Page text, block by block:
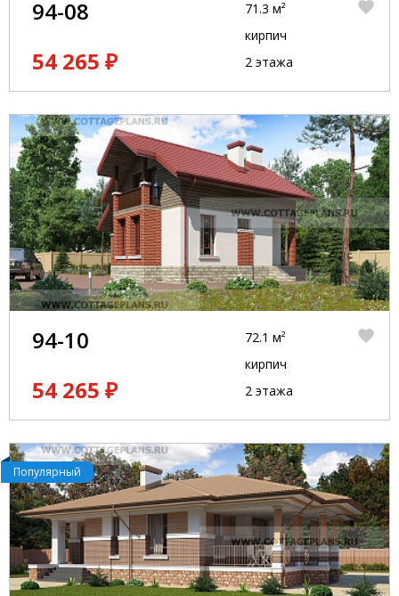
94-08
54 265 ₽
71.3 м²
кирпич
2 этажа
94-10
54 265 ₽
72.1 м²
кирпич
2 этажа
Популярный